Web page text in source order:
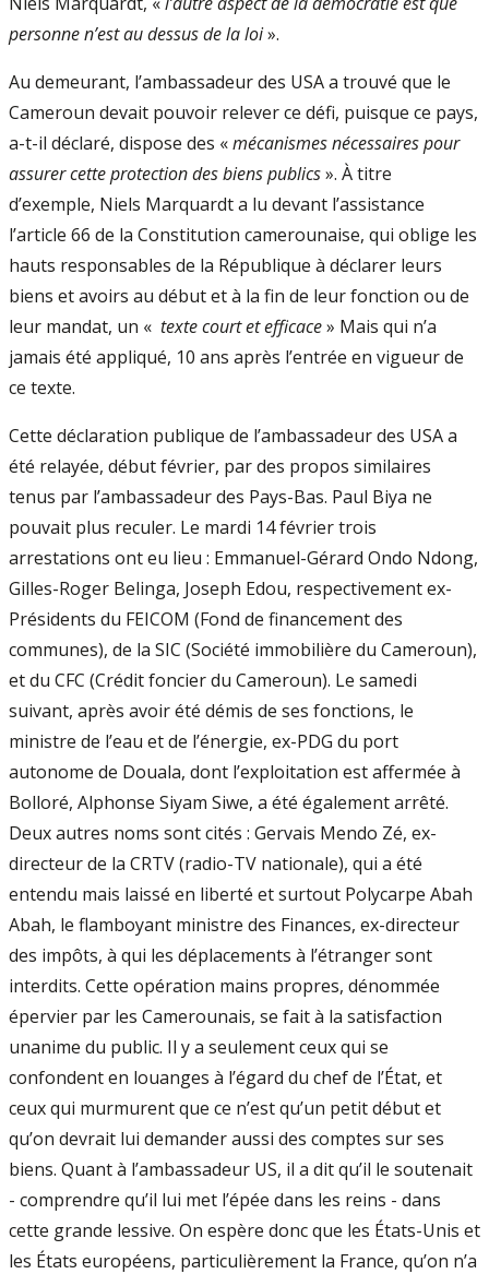
personne n’est au dessus de la loi».
Au demeurant, l’ambassadeur des USA a trouvé que le
Cameroun devait pouvoir relever ce défi, puisque ce pays,
a-t-il déclaré, dispose des «mécanismes nécessaires pour
assurer cette protection des biens publics». À titre
d’exemple, Niels Marquardt a lu devant l’assistance
l’article 66 de la Constitution camerounaise, qui oblige les
hauts responsables de la République à déclarer leurs
biens et avoirs au début et à la fin de leur fonction ou de
leur mandat, un « texte court et efficace» Mais qui n’a
jamais été appliqué, 10 ans après l’entrée en vigueur de
ce texte.
Cette déclaration publique de l’ambassadeur des USA a
été relayée, début février, par des propos similaires
tenus par l’ambassadeur des Pays-Bas. Paul Biya ne
pouvait plus reculer. Le mardi 14 février trois
arrestations ont eu lieu : Emmanuel-Gérard Ondo Ndong,
Gilles-Roger Belinga, Joseph Edou, respectivement ex-
Présidents du FEICOM (Fond de financement des
communes), de la SIC (Société immobilière du Cameroun),
et du CFC (Crédit foncier du Cameroun). Le samedi
suivant, après avoir été démis de ses fonctions, le
ministre de l’eau et de l’énergie, ex-PDG du port
autonome de Douala, dont l’exploitation est affermée à
Bolloré, Alphonse Siyam Siwe, a été également arrêté.
Deux autres noms sont cités : Gervais Mendo Zé, ex-
directeur de la CRTV (radio-TV nationale), qui a été
entendu mais laissé en liberté et surtout Polycarpe Abah
Abah, le flamboyant ministre des Finances, ex-directeur
des impôts, à qui les déplacements à l’étranger sont
interdits. Cette opération mains propres, dénommée
épervier par les Camerounais, se fait à la satisfaction
unanime du public. Il y a seulement ceux qui se
confondent en louanges à l’égard du chef de l’État, et
ceux qui murmurent que ce n’est qu’un petit début et
qu’on devrait lui demander aussi des comptes sur ses
biens. Quant à l’ambassadeur US, il a dit qu’il le soutenait
- comprendre qu’il lui met l’épée dans les reins - dans
cette grande lessive. On espère donc que les États-Unis et
les États européens, particulièrement la France, qu’on n’a